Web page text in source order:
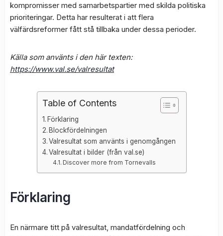
kompromisser med samarbetspartier med skilda politiska
prioriteringar. Detta har resulterat i att flera
välfärdsreformer fått stå tillbaka under dessa perioder.
Källa som använts i den här texten:
https://www.val.se/valresultat
Table of Contents
Förklaring
Blockfördelningen
Valresultat som använts i genomgången
Valresultat i bilder (från val.se)
Discover more from Tornevalls
Förklaring
En närmare titt på valresultat, mandatfördelning och